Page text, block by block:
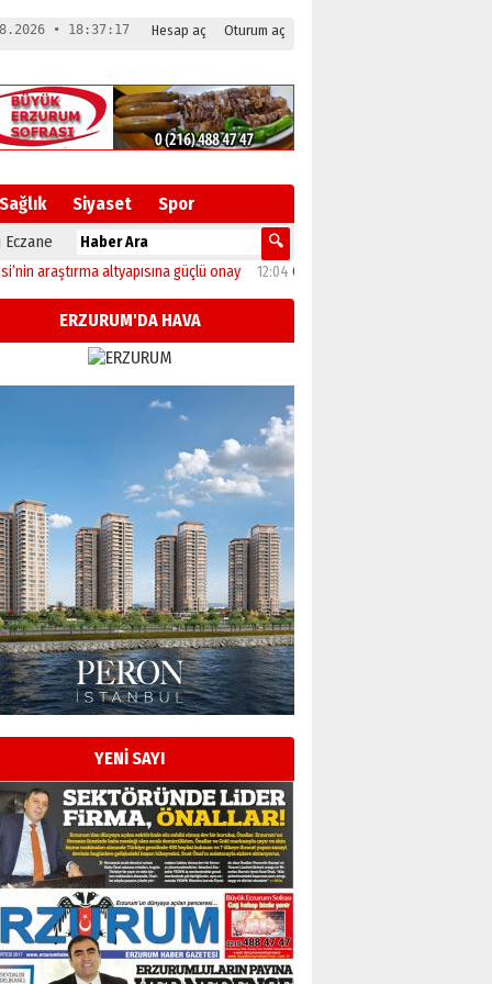
Hesap aç Oturum aç
• 18:37:18
Sağlık Siyaset Spor
altyapısına güçlü onay 12:04 Oltu’da festival coşkusu konserle
ERZURUM'DA HAVA
YENİ SAYI
Esat BİNDESEN
Başkan Sekmen’den Erzurum’a
bir vizyon proje daha!
02 Ağustos 2026 Pazar
Kadir SABUNCUOĞLU
Erzurumspor’un köşe taşları
29 Haziran 2026 Pazartesi